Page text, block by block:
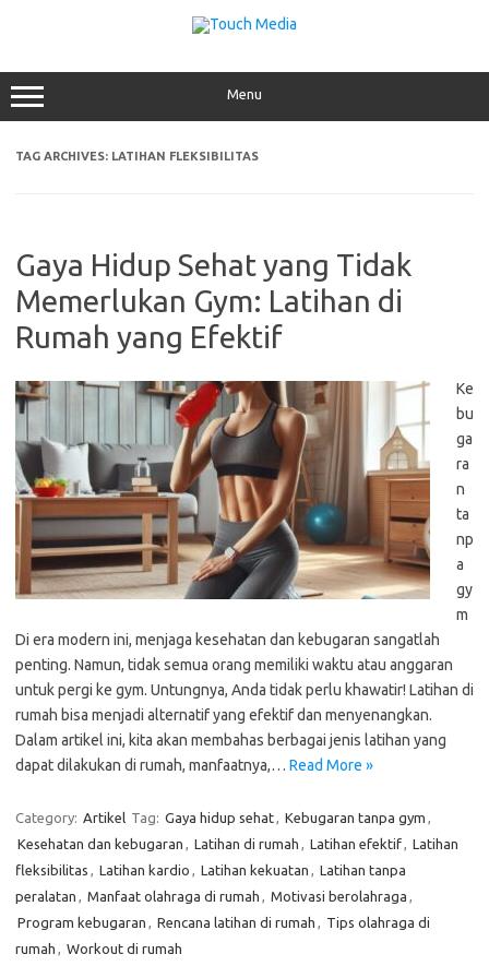
Menu
TAG ARCHIVES: LATIHAN FLEKSIBILITAS
Gaya Hidup Sehat yang Tidak
Memerlukan Gym: Latihan di
Rumah yang Efektif
Ke
bu
ga
ra
n
ta
np
a
gy
m
Di era modern ini, menjaga kesehatan dan kebugaran sangatlah
penting. Namun, tidak semua orang memiliki waktu atau anggaran
untuk pergi ke gym. Untungnya, Anda tidak perlu khawatir! Latihan di
rumah bisa menjadi alternatif yang efektif dan menyenangkan.
Dalam artikel ini, kita akan membahas berbagai jenis latihan yang
dapat dilakukan di rumah, manfaatnya,… Read More »
Category: Artikel Tag: Gaya hidup sehat, Kebugaran tanpa gym ,
Kesehatan dan kebugaran , Latihan di rumah , Latihan efektif, Latihan
fleksibilitas , Latihan kardio , Latihan kekuatan , Latihan tanpa
peralatan , Manfaat olahraga di rumah , Motivasi berolahraga ,
Program kebugaran , Rencana latihan di rumah , Tips olahraga di
rumah , Workout di rumah